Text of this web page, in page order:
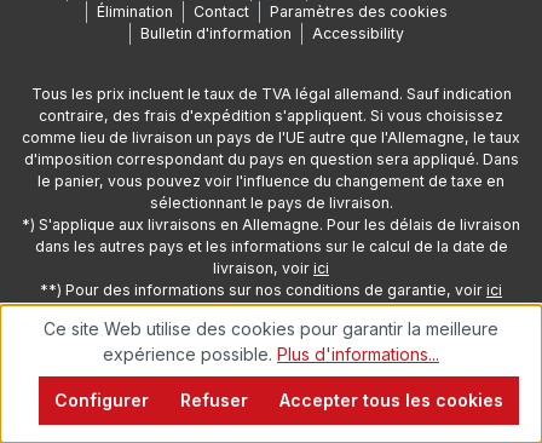
Élimination
Contact
Paramètres des cookies
Bulletin d'information
Accessibility
Tous les prix incluent le taux de TVA légal allemand. Sauf indication
contraire, des frais d'expédition s'appliquent. Si vous choisissez
comme lieu de livraison un pays de l'UE autre que l'Allemagne, le taux
d'imposition correspondant du pays en question sera appliqué. Dans
le panier, vous pouvez voir l'influence du changement de taxe en
sélectionnant le pays de livraison.
*) S'applique aux livraisons en Allemagne. Pour les délais de livraison
dans les autres pays et les informations sur le calcul de la date de
livraison, voir ici
**) Pour des informations sur nos conditions de garantie, voir ici
© 2026 Copyright par Oehlbach® Kabel GmbH
Ce site Web utilise des cookies pour garantir la meilleure
expérience possible. Plus d'informations...
Refuser
Configurer Accepter tous les cookies